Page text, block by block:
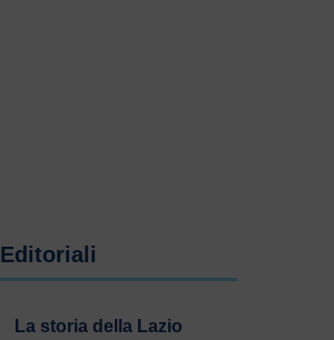
Editoriali
La storia della Lazio